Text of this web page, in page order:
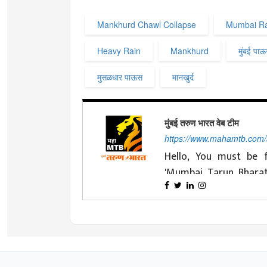
Mankhurd Chawl Collapse Mumbai
Heavy Rain Mankhurd मुंबई
मुसळधार पाऊस मानखुर्द
मुंबई तरुण भारत वेब टीम
https://
Hello, You must be
'Mumbai Tarun
nationalist ideals and
journey of four
and cooperation.
nation and the
Changing with time
Today's youth,